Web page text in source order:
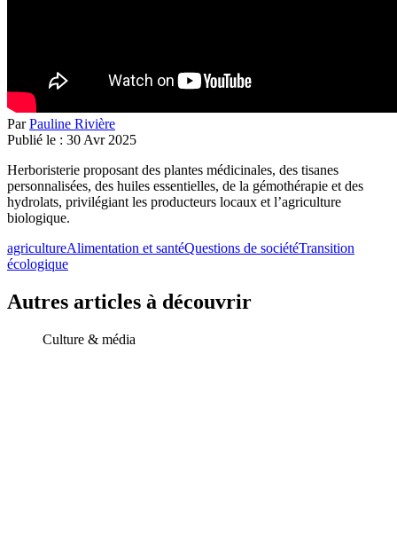
ParPauline Rivière
Publié le : 30 Avr 2025
Herboristerie proposant des plantes médicinales, des tisanes
personnalisées, des huiles essentielles, de la gémothérapie et des
hydrolats, privilégiant les producteurs locaux et l’agriculture
biologique.
agricultureAlimentation et santéQuestions de sociétéTransition
écologique
Autres articles à découvrir
Culture & média